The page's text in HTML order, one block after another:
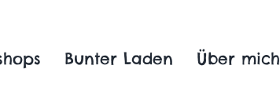
Bunter Laden Über mich